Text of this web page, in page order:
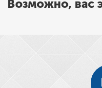
Возможно, вас